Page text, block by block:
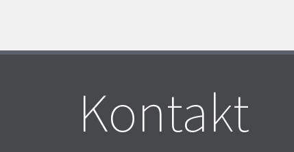
Kontakt